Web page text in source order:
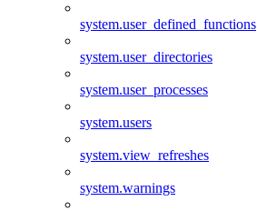
system.user_defined_functions
system.user_directories
system.user_processes
system.users
system.view_refreshes
system.warnings